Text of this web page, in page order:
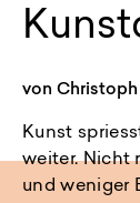
von Christoph
Kunst
weiter. Nicht
und weniger